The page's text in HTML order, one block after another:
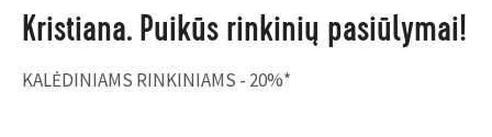
Kristiana. Puikūs rinkinių pasiūlymai!
KALĖDINIAMS RINKINIAMS - 20%*